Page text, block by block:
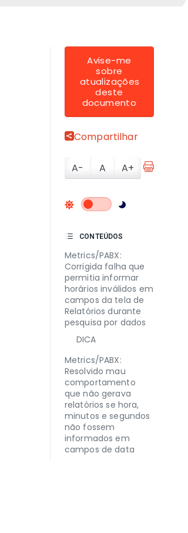
Avise-me
sobre
atualizações
deste
documento
Compartilhar
A- A A+
CONTEÚDOS
Metrics/PABX:
Corrigida falha que
permitia informar
horários inválidos em
campos da tela de
Relatórios durante
pesquisa por dados
DICA
Metrics/PABX:
Resolvido mau
comportamento
que não gerava
relatórios se hora,
minutos e segundos
não fossem
informados em
campos de data